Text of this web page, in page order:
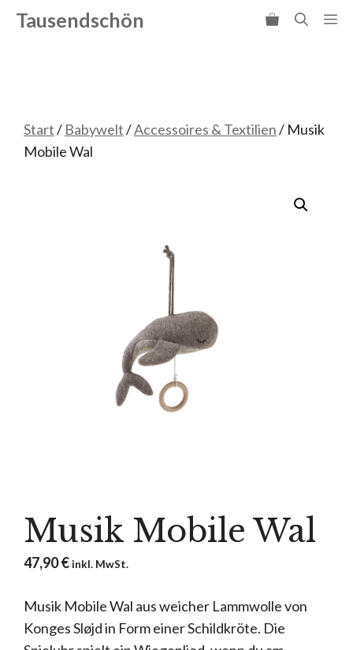
Zum
Inhalt
Tausendschön
Start/ Babywelt/Accessoires & Textilien/ Musik
Mobile Wal
Musik Mobile Wal
47,90€ inkl. MwSt.
Musik Mobile Wal aus weicher Lammwolle von
Konges Sløjd in Form einer Schildkröte. Die